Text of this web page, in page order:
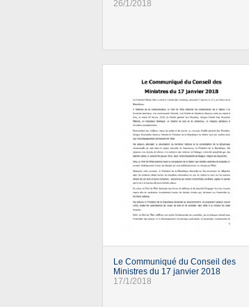
26/1/2018
Le Communiqué du Conseil des
Ministres du 17 janvier 2018
17/1/2018